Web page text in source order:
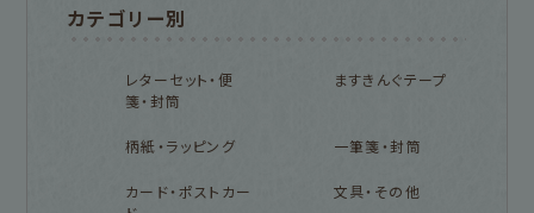
カテゴリー別
レターセット・便
箋・封筒
ますきんぐテープ
柄紙・ラッピング 一筆箋・封筒
カード・ポストカー
文具・その他